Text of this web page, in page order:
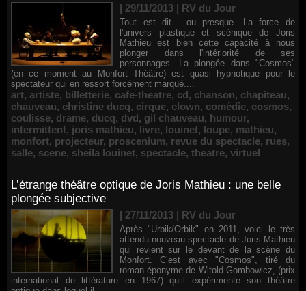
| 29/11/2013 | RV du Jour
Tout est dit... ou presque. La force de
l'univers plastique et scénique de Joris
Mathieu est bien cette capacité à nous
plonger dans l'intériorité de ses
personnages. La plongée dans "Cosmos"
(en ce moment au Monfort Théâtre) est quasi hypnotique pour le
spectateur qui en ressort forcément marqué....
art, artiste, billetterie, cafe-theatre, cd, chanson, chapiteau,
chauveau, christine ducq, cirque, clown, comédie, cosmos,
coulisse, drame, ducq, dvd, gil chauveau, humour,
intermittent, joris mathieu, livre, louinet, loupe, mathieu,
monfort, projecteur, proscenium, revue du spectacle, rues,
salle, scene, sheila louinet, spectacle, theatre, virtuel
L’étrange théâtre optique de Joris Mathieu : une belle
plongée subjective
| 27/11/2013 | RV du Jour
Après "Urbik/Orbik" en 2011, voici le très
attendu nouveau spectacle de Joris Mathieu
qui revient sur le devant de la scène du
Monfort. C’est avec "Cosmos", tiré du
roman éponyme de Witold Gombowicz, (prix
international de littérature en 1967) qu’il expérimente son théâtre